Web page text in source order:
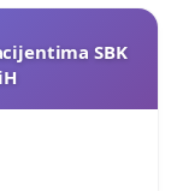
SBK